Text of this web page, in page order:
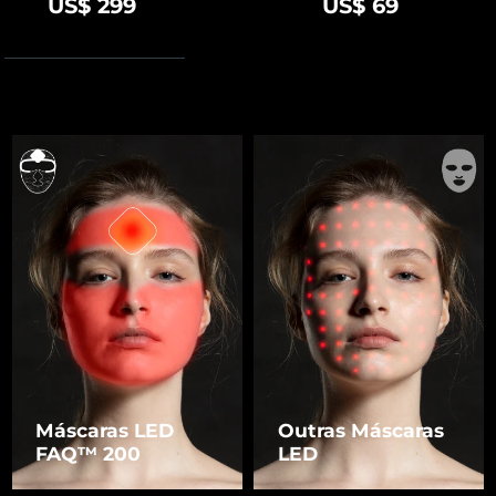
US$ 299 US$ 69
Máscaras LED
FAQ™ 200
Outras Máscaras
LED